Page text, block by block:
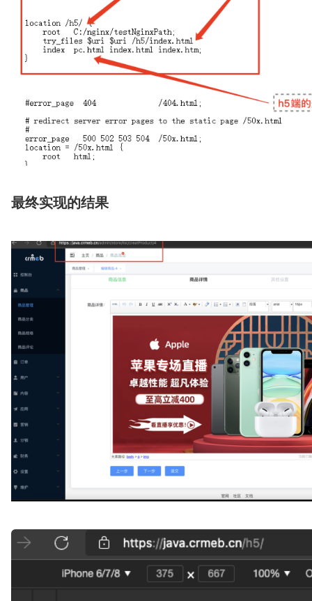
最终实现的结果